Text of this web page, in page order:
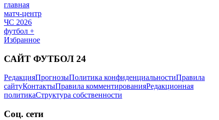
главная
матч-центр
ЧС 2026
футбол +
Избранное
САЙТ ФУТБОЛ 24
РедакцияПрогнозыПолитика конфиденциальностиПравила
сайтуКонтактыПравила комментированияРедакционная
политикаСтруктура собственности
Соц. сети